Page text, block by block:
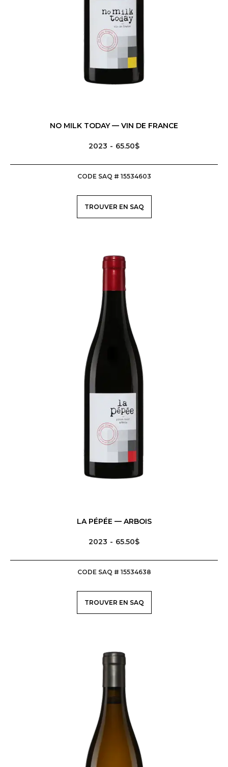
NO MILK TODAY — VIN DE FRANCE
2023 65.50$
CODE SAQ # 15534603
TROUVER EN SAQ
LA PÉPÉE — ARBOIS
2023 65.50$
CODE SAQ # 15534638
TROUVER EN SAQ